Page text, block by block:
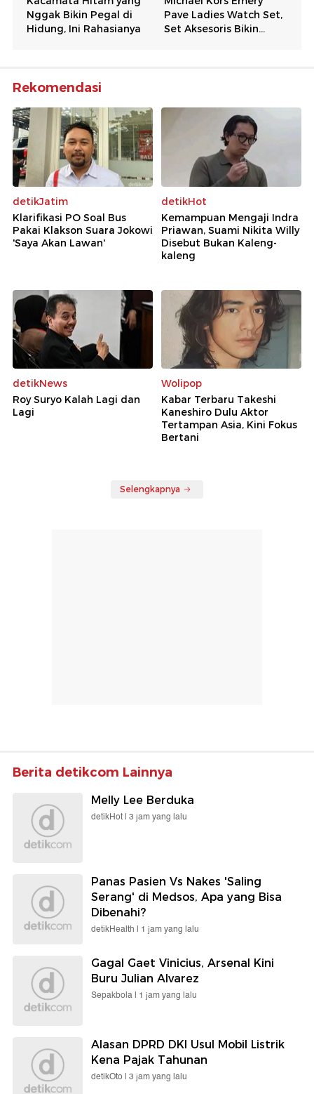
Rekomendasi
detikJatim
Klarifikasi PO Soal Bus
Pakai Klakson Suara Jokowi
'Saya Akan Lawan'
detikHot
Kemampuan Mengaji Indra
Priawan, Suami Nikita Willy
Disebut Bukan Kaleng-
kaleng
detikNews
Roy Suryo Kalah Lagi dan
Lagi
Wolipop
Kabar Terbaru Takeshi
Kaneshiro Dulu Aktor
Tertampan Asia, Kini Fokus
Bertani
Selengkapnya
Berita detikcom Lainnya
Melly Lee Berduka
detikHot | 3 jam yang lalu
Panas Pasien Vs Nakes 'Saling
Serang' di Medsos, Apa yang Bisa
Dibenahi?
detikHealth | 1 jam yang lalu
Gagal Gaet Vinicius, Arsenal Kini
Buru Julian Alvarez
Sepakbola | 1 jam yang lalu
Alasan DPRD DKI Usul Mobil Listrik
Kena Pajak Tahunan
detikOto | 3 jam yang lalu